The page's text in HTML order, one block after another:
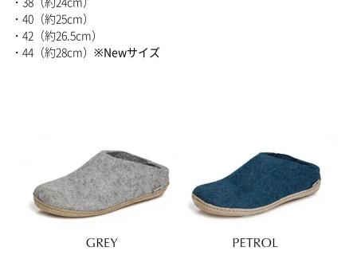
・40（約25cm）
・42（約26.5cm）
・44（約28cm） ※Newサイズ